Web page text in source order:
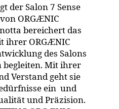
der Salon 7 Sense
ORGÆNIC
bereichert das
ihrer ORGÆNIC
des Salons
begleiten. Mit ihrer
Verstand geht sie
ein und
und Präzision.